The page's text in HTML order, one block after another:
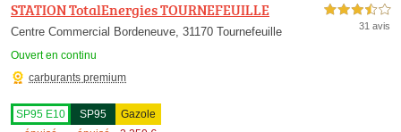
STATION TotalEnergies TOURNEFEUILLE
Centre Commercial Bordeneuve, 31170 Tournefeuille
Ouvert en continu
3,5 étoiles sur 5
31 avis
carburants premium
SP95 E10
SP95
Gazole